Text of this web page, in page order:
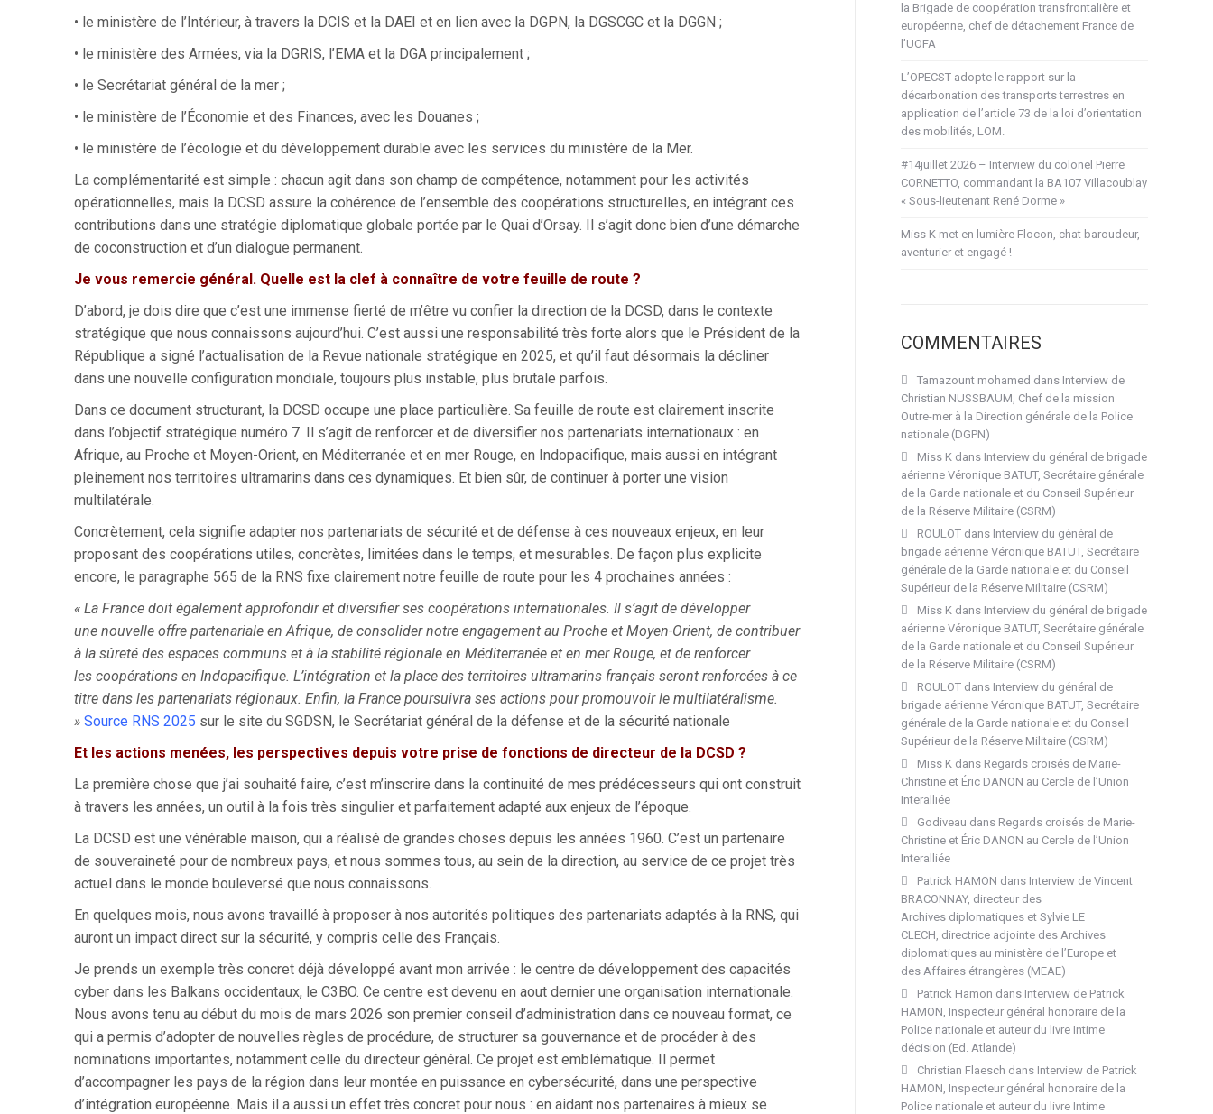
• le ministère de l’Intérieur, à travers la DCIS et la DAEI et en lien avec la DGPN, la DGSCGC et la DGGN ;
• le ministère des Armées, via la DGRIS, l’EMA et la DGA principalement ;
• le Secrétariat général de la mer ;
• le ministère de l’Économie et des Finances, avec les Douanes ;
• le ministère de l’écologie et du développement durable avec les services du ministère de la Mer.
La complémentarité est simple : chacun agit dans son champ de compétence, notamment pour les activités
opérationnelles, mais la DCSD assure la cohérence de l’ensemble des coopérations structurelles, en intégrant ces
contributions dans une stratégie diplomatique globale portée par le Quai d’Orsay. Il s’agit donc bien d’une démarche
de coconstruction et d’un dialogue permanent.
Je vous remercie général. Quelle est la clef à connaître de votre feuille de route ?
D’abord, je dois dire que c’est une immense fierté de m’être vu confier la direction de la DCSD, dans le contexte
stratégique que nous connaissons aujourd’hui. C’est aussi une responsabilité très forte alors que le Président de la
République a signé l’actualisation de la Revue nationale stratégique en 2025, et qu’il faut désormais la décliner
dans une nouvelle configuration mondiale, toujours plus instable, plus brutale parfois.
Dans ce document structurant, la DCSD occupe une place particulière. Sa feuille de route est clairement inscrite
dans l’objectif stratégique numéro 7. Il s’agit de renforcer et de diversifier nos partenariats internationaux : en
Afrique, au Proche et Moyen-Orient, en Méditerranée et en mer Rouge, en Indopacifique, mais aussi en intégrant
pleinement nos territoires ultramarins dans ces dynamiques. Et bien sûr, de continuer à porter une vision
multilatérale.
Concrètement, cela signifie adapter nos partenariats de sécurité et de défense à ces nouveaux enjeux, en leur
proposant des coopérations utiles, concrètes, limitées dans le temps, et mesurables. De façon plus explicite
encore, le paragraphe 565 de la RNS fixe clairement notre feuille de route pour les 4 prochaines années :
« La France doit également approfondir et diversifier ses coopérations internationales. Il s’agit de développer
une nouvelle offre partenariale en Afrique, de consolider notre engagement au Proche et Moyen-Orient, de contribuer
à la sûreté des espaces communs et à la stabilité régionale en Méditerranée et en mer Rouge, et de renforcer
les coopérations en Indopacifique. L’intégration et la place des territoires ultramarins français seront renforcées à ce
titre dans les partenariats régionaux. Enfin, la France poursuivra ses actions pour promouvoir le multilatéralisme.
» Source RNS 2025 sur le site du SGDSN, le Secrétariat général de la défense et de la sécurité nationale
Et les actions menées, les perspectives depuis votre prise de fonctions de directeur de la DCSD ?
La première chose que j’ai souhaité faire, c’est m’inscrire dans la continuité de mes prédécesseurs qui ont construit
à travers les années, un outil à la fois très singulier et parfaitement adapté aux enjeux de l’époque.
La DCSD est une vénérable maison, qui a réalisé de grandes choses depuis les années 1960. C’est un partenaire
de souveraineté pour de nombreux pays, et nous sommes tous, au sein de la direction, au service de ce projet très
actuel dans le monde bouleversé que nous connaissons.
En quelques mois, nous avons travaillé à proposer à nos autorités politiques des partenariats adaptés à la RNS, qui
auront un impact direct sur la sécurité, y compris celle des Français.
Je prends un exemple très concret déjà développé avant mon arrivée : le centre de développement des capacités
cyber dans les Balkans occidentaux, le C3BO. Ce centre est devenu en aout dernier une organisation internationale.
Nous avons tenu au début du mois de mars 2026 son premier conseil d’administration dans ce nouveau format, ce
qui a permis d’adopter de nouvelles règles de procédure, de structurer sa gouvernance et de procéder à des
nominations importantes, notamment celle du directeur général. Ce projet est emblématique. Il permet
d’accompagner les pays de la région dans leur montée en puissance en cybersécurité, dans une perspective
d’intégration européenne. Mais il a aussi un effet très concret pour nous : en aidant nos partenaires à mieux se
la Brigade de coopération transfrontalière et
européenne, chef de détachement France de
l’UOFA
L’OPECST adopte le rapport sur la
décarbonation des transports terrestres en
application de l’article 73 de la loi d’orientation
des mobilités, LOM.
#14juillet 2026 – Interview du colonel Pierre
CORNETTO, commandant la BA107 Villacoublay
« Sous-lieutenant René Dorme »
Miss K met en lumière Flocon, chat baroudeur,
aventurier et engagé !
COMMENTAIRES
Tamazount mohamed dans Interview de
Christian NUSSBAUM, Chef de la mission
Outre-mer à la Direction générale de la Police
nationale (DGPN)
Miss K dans Interview du général de brigade
aérienne Véronique BATUT, Secrétaire générale
de la Garde nationale et du Conseil Supérieur
de la Réserve Militaire (CSRM)
ROULOT dans Interview du général de
brigade aérienne Véronique BATUT, Secrétaire
générale de la Garde nationale et du Conseil
Supérieur de la Réserve Militaire (CSRM)
Miss K dans Interview du général de brigade
aérienne Véronique BATUT, Secrétaire générale
de la Garde nationale et du Conseil Supérieur
de la Réserve Militaire (CSRM)
ROULOT dans Interview du général de
brigade aérienne Véronique BATUT, Secrétaire
générale de la Garde nationale et du Conseil
Supérieur de la Réserve Militaire (CSRM)
Miss K dans Regards croisés de Marie-
Christine et Éric DANON au Cercle de l’Union
Interalliée
Godiveau dans Regards croisés de Marie-
Christine et Éric DANON au Cercle de l’Union
Interalliée
Patrick HAMON dans Interview de Vincent
BRACONNAY, directeur des
Archives diplomatiques et Sylvie LE
CLECH, directrice adjointe des Archives
diplomatiques au ministère de l’Europe et
des Affaires étrangères (MEAE)
Patrick Hamon dans Interview de Patrick
HAMON, Inspecteur général honoraire de la
Police nationale et auteur du livre Intime
décision (Ed. Atlande)
Christian Flaesch dans Interview de Patrick
HAMON, Inspecteur général honoraire de la
Police nationale et auteur du livre Intime